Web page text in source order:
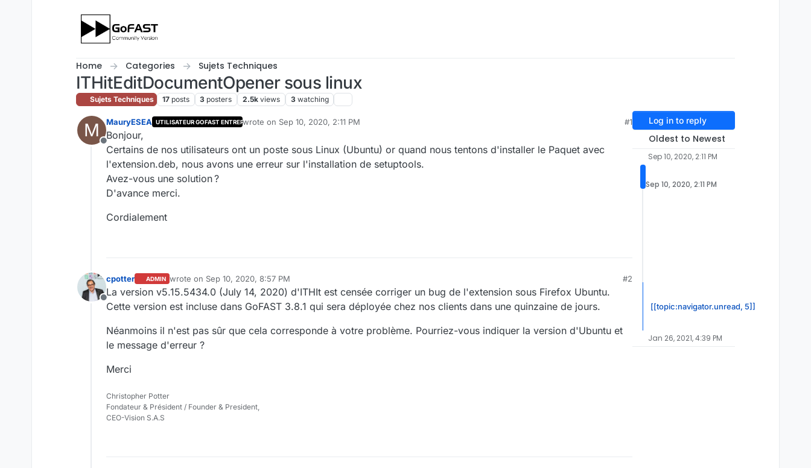
Home Categories Sujets Techniques
ITHitEditDocumentOpener sous linux
Sujets Techniques 17 posts 3 posters 2.5k views 3 watching
M
Offline
MauryESEA UTILISATEUR GOFAST ENTREPRISEwrote on Sep 10, 2020, 2:11 PM
last edited by
#1
Bonjour,
Certains de nos utilisateurs ont un poste sous Linux (Ubuntu) or quand nous tentons d'installer le Paquet avec
l'extension.deb, nous avons une erreur sur l'installation de setuptools.
Avez-vous une solution ?
D'avance merci.
Cordialement
Offline
cpotter ADMIN wrote on Sep 10, 2020, 8:57 PM
last edited by
#2
La version v5.15.5434.0 (July 14, 2020) d'ITHIt est censée corriger un bug de l'extension sous Firefox Ubuntu.
Cette version est incluse dans GoFAST 3.8.1 qui sera déployée chez nos clients dans une quinzaine de jours.
Néanmoins il n'est pas sûr que cela corresponde à votre problème. Pourriez-vous indiquer la version d'Ubuntu et
le message d'erreur ?
Merci
Christopher Potter
Fondateur & Président / Founder & President,
CEO-Vision S.A.S
Log in to reply
Oldest to Newest
Sep 10, 2020, 2:11 PM
Sep 10, 2020, 2:11 PM
[[topic:navigator.unread, 5]]
Jan 26, 2021, 4:39 PM